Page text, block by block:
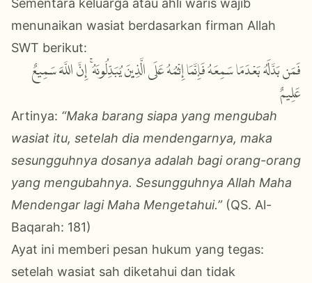
Sementara keluarga atau ahli waris wajib
menunaikan wasiat berdasarkan firman Allah
SWT berikut:
فَمَن بَدَّلَهُ بَعْدَمَا سَمِعَهُ فَإِنَّمَا إِثْمُهُ عَلَى الَّذِينَ يُبَدِّلُونَهُ ۚ إِنَّ اللَّهَ سَمِيعٌ
عَلِيمٌ
Artinya: “Maka barang siapa yang mengubah
wasiat itu, setelah dia mendengarnya, maka
sesungguhnya dosanya adalah bagi orang-orang
yang mengubahnya. Sesungguhnya Allah Maha
Mendengar lagi Maha Mengetahui.”(QS. Al-
Baqarah: 181)
Ayat ini memberi pesan hukum yang tegas:
setelah wasiat sah diketahui dan tidak